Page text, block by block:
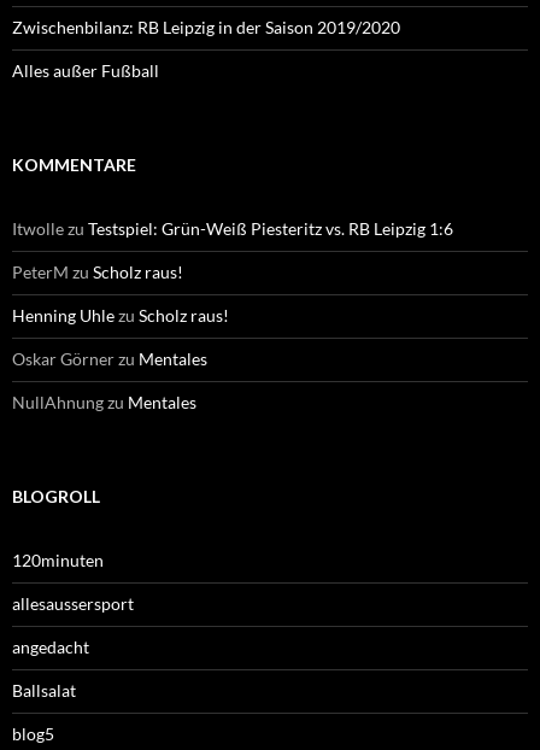
Zwischenbilanz: RB Leipzig in der Saison 2019/2020
Alles außer Fußball
KOMMENTARE
Itwollezu Testspiel: Grün-Weiß Piesteritz vs. RB Leipzig 1:6
PeterM zu Scholz raus!
Henning Uhlezu Scholz raus!
Oskar Görnerzu Mentales
NullAhnungzu Mentales
BLOGROLL
120minuten
allesaussersport
angedacht
Ballsalat
blog5